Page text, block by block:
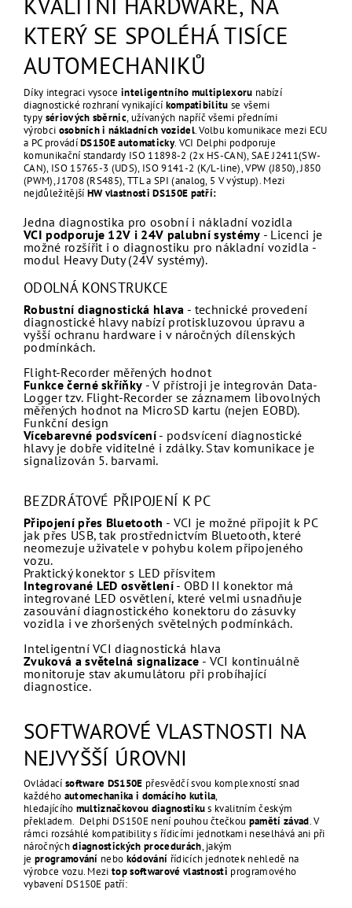
KTERÝ SE SPOLÉHÁ TISÍCE
AUTOMECHANIKŮ
Díky integraci vysoceinteligentního multiplexoru nabízí
diagnostické rozhraní vynikající kompatibilitu se všemi
typy sériových sběrnic, užívaných napříč všemi předními
výrobci osobních i nákladních vozidel. Volbu komunikace mezi ECU
a PC provádíDS150E automaticky. VCI Delphi podporuje
komunikační standardy ISO 11898-2 (2x HS-CAN), SAE J2411(SW-
CAN), ISO 15765-3 (UDS), ISO 9141-2 (K/L-line), VPW (J850), J850
(PWM), J1708 (RS485), TTL a SPI (analog, 5 V výstup). Mezi
nejdůležitější HW vlastnosti DS150E patří:
Jedna diagnostika pro osobní i nákladní vozidla
VCI podporuje 12V i 24V palubní systémy - Licenci je
možné rozšířit i o diagnostiku pro nákladní vozidla -
modul Heavy Duty (24V systémy).
ODOLNÁ KONSTRUKCE
Robustní diagnostická hlava - technické provedení
diagnostické hlavy nabízí protiskluzovou úpravu a
vyšší ochranu hardware i v náročných dílenských
podmínkách.
Flight-Recorder měřených hodnot
Funkce černé skříňky - V přístroji je integrován Data-
Logger tzv. Flight-Recorder se záznamem libovolných
měřených hodnot na MicroSD kartu (nejen EOBD).
Funkční design
Vícebarevné podsvícení - podsvícení diagnostické
hlavy je dobře viditelné i zdálky. Stav komunikace je
signalizován 5. barvami.
BEZDRÁTOVÉ PŘIPOJENÍ K PC
Připojení přes Bluetooth - VCI je možné připojit k PC
jak přes USB, tak prostřednictvím Bluetooth, které
neomezuje uživatele v pohybu kolem připojeného
vozu.
Praktický konektor s LED přísvitem
Integrované LED osvětlení - OBD II konektor má
integrované LED osvětlení, které velmi usnadňuje
zasouvání diagnostického konektoru do zásuvky
vozidla i ve zhoršených světelných podmínkách.
Inteligentní VCI diagnostická hlava
Zvuková a světelná signalizace - VCI kontinuálně
monitoruje stav akumulátoru při probíhající
diagnostice.
SOFTWAROVÉ VLASTNOSTI NA
NEJVYŠŠÍ ÚROVNI
Ovládací software DS150E přesvědčí svou komplexností snad
každého automechanika i domácího kutila,
hledajícího multiznačkovou diagnostikus kvalitním českým
překladem. Delphi DS150E není pouhou čtečkou pamětí závad. V
rámci rozsáhlé kompatibility s řídicími jednotkami neselhává ani při
náročnýchdiagnostických procedurách, jakým
je programování nebo kódování řídicích jednotek nehledě na
výrobce vozu. Mezitop softwarové vlastnosti programového
vybavení DS150E patří: